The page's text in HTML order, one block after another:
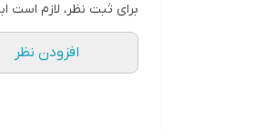
برای ثبت نظر، لازم است
افزودن نظر